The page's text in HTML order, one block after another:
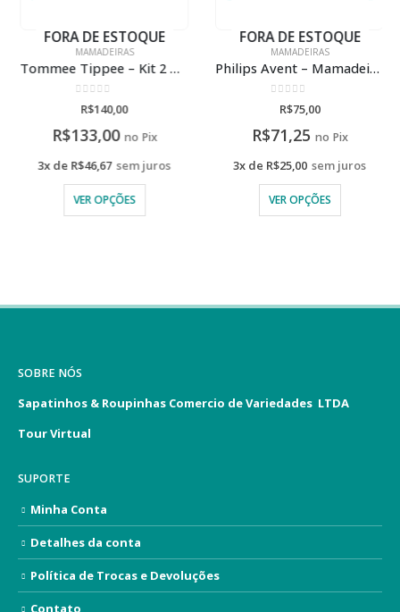
FORA DE ESTOQUE
MAMADEIRAS
Tommee Tippee – Kit 2 Mamadeiras Advanced Anti-Cólica 260ml 0m+
de 5
R$140,00
R$133,00 no Pix
3x de R$46,67 sem juros
VER OPÇÕES
FORA DE ESTOQUE
MAMADEIRAS
Philips Avent – Mamadeira Clássica 330ml Com Gravação a Laser
de 5
R$75,00
R$71,25 no Pix
3x de R$25,00 sem juros
VER OPÇÕES
SOBRE NÓS
Sapatinhos & Roupinhas Comercio de Variedades LTDA
Tour Virtual
SUPORTE
Minha Conta
Detalhes da conta
Política de Trocas e Devoluções
Contato